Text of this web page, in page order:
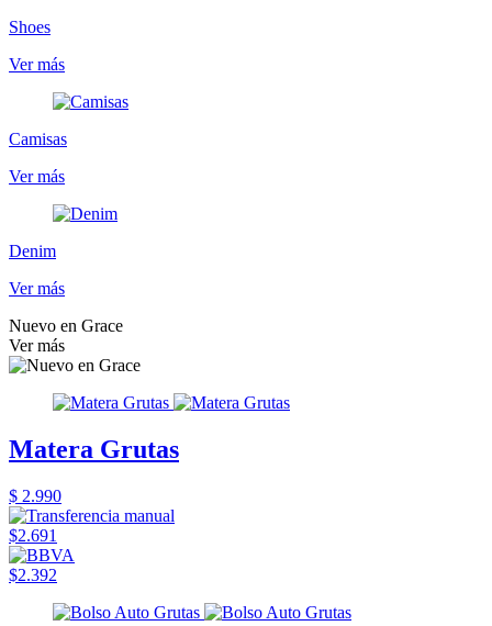
Shoes
Ver más
Camisas
Ver más
Denim
Ver más
Nuevo en Grace
Ver más
Matera Grutas
$ 2.990
$2.691
$2.392